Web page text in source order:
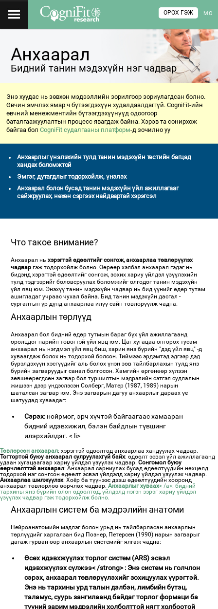
МО
ОРОХ ГЭЖ
Анхаарал
Бидний танин мэдэхүйн нэг чадвар
Энэ хуудас нь зөвхөн мэдээллийн зорилгоор зориулагдсан болно.
Өвчин эмчлэх ямар ч бүтээгдэхүүн худалдаалдаггүй. CogniFit-ийн
өвчний менежментийн бүтээгдэхүүнүүд одоогоор
баталгаажуулалтын процесс явагдаж байна. Хэрэв та сонирхож
байгаа болCogniFit судалгааны платформ-д зочилно уу
Анхаарлыг үнэлэхийн тулд танин мэдэхүйн тестийн багцад
хандах боломжтой
Эмгэг, дутагдлыг тодорхойлж, үнэлэх
Анхаарал болон бусад танин мэдэхүйн үйл ажиллагааг
сайжруулах, нөхөн сэргээх найдвартай хэрэгсэл
Что такое внимание?
Анхаарал ньхэрэгтэй өдөөлтийг сонгож, анхаарлаа төвлөрүүлэх
чадвар гэж тодорхойлж болно. Өөрөөр хэлбэл анхаарал гэдэг нь
бидэнд хэрэгтэй өдөөлтийг сонгож, зохих хариу үйлдэл үзүүлэхийн
тулд тэдгээрийг боловсруулах боломжийг олгодог танин мэдэхүйн
үйл явц юм. Энэхүү танин мэдэхүйн чадвар нь бид үүнийг өдөр тутам
ашигладаг учраас чухал байна. Бид танин мэдэхүйн дасгал -
сургалтын үр дүнд анхаарлаа илүү сайн төвлөрүүлж чадна.
Анхаарлын төрлүүд
Анхаарал бол бидний өдөр тутмын бараг бүх үйл ажиллагаанд
оролцдог нарийн төвөгтэй үйл явц юм. Цаг хугацаа өнгөрөх тусам
анхаарал нь нэгдмэл үйл явц биш, харин янз бүрийн "дэд үйл явц" -д
хуваагдаж болох нь тодорхой болсон. Тиймээс эрдэмтэд эдгээр дэд
бүрэлдэхүүн хэсгүүдийг аль болох үнэн зөв тайлбарлахын тулд янз
бүрийн загваруудыг санал болгосон. Хамгийн өргөнөөр хүлээн
зөвшөөрөгдсөн загвар бол туршилтын мэдрэлийн сэтгэл судлалын
жишээн дээр үндэслэсэн Солберг, Матер (1987, 1989) нарын
шаталсан загвар юм. Энэ загварын дагуу анхаарлыг дараах үе
шатуудад хуваадаг:
Сэрэх: нойрмог, эрч хүчтэй байгаагаас хамааран
бидний идэвхижил, бэлэн байдлын түвшинг
илэрхийлдэг. < li>
Төвлөрсөн анхаарал: хэрэгтэй өдөөлтөд анхаарлаа хандуулах чадвар.
Тогтортой буюу анхаарал сулруулахгүй байх: өдөөлт эсвэл үйл ажиллагаанд
удаан хугацаагаар хариу үйлдэл үзүүлэх чадвар. Сонгомол буюу
өөрчлөлттэй анхаарал: Анхаарал сарниулах бусад өдөөлтүүдийн нөхцөлд
тодорхой нэг сонгсон өдөөлт эсвэл үйлдэлд хариу үйлдэл үзүүлэх чадвар.
Анхаарлаа шилжүүлэх: Хоёр ба түүнээс дээш өдөөлтүүдийн хооронд
анхаарал төвлөрлөө өөрчлөх чадвар. Анхаарлыг хуваах< /a>: бидний
тархины янз бүрийн олон өдөөлтөд, үйлдэлд нэгэн зэрэг хариу үйлдэл
үзүүлэх чадвар гэж тодорхойлж болно.
Анхаарлын систем ба мэдрэлийн анатоми
Нейроанатомийн мэдлэг болон урьд нь тайлбарласан анхаарлын
төрлүүдийг харгалзан бид Познер, Петерсен (1990) нарын загварыг
дагаж гурван өөр анхаарлын системийг ялгаж чадна:
Өсөх идэвхжүүлэх торлог систем (ARS) эсвэл
идэвхжүүлэх сүлжээ< /strong> : Энэ систем нь голчлон
сэрэх, анхаарал төвлөрүүлэхийг зохицуулах үүрэгтэй.
Энэ нь тархины урд талын дэлбэн, лимбийн бүтэц,
таламус, суурь зангилаанд байдаг торлог формаци ба
түүний зарим мэдрэлийн холболттой нягт холбоотой